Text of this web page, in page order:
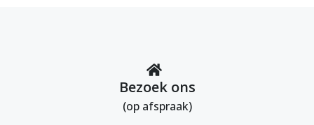
Bezoek ons
(op afspraak)